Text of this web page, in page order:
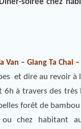
Dîner-soirée chez
– Giang Ta Chai –
et dire au revoir à
6h à travers des très
forêt de bambou
ou chez habitant